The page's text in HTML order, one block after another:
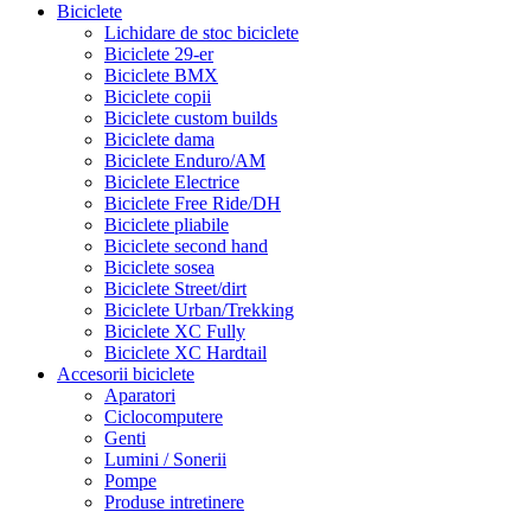
Biciclete
Lichidare de stoc biciclete
Biciclete 29-er
Biciclete BMX
Biciclete copii
Biciclete custom builds
Biciclete dama
Biciclete Enduro/AM
Biciclete Electrice
Biciclete Free Ride/DH
Biciclete pliabile
Biciclete second hand
Biciclete sosea
Biciclete Street/dirt
Biciclete Urban/Trekking
Biciclete XC Fully
Biciclete XC Hardtail
Accesorii biciclete
Aparatori
Ciclocomputere
Genti
Lumini / Sonerii
Pompe
Produse intretinere